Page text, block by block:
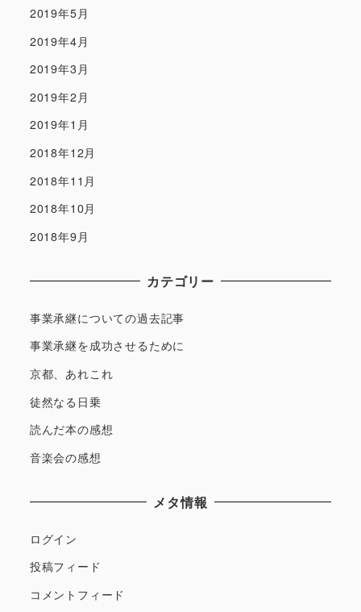
2019年5月
2019年4月
2019年3月
2019年2月
2019年1月
2018年12月
2018年11月
2018年10月
2018年9月
カテゴリー
事業承継についての過去記事
事業承継を成功させるために
京都、あれこれ
徒然なる日乗
読んだ本の感想
音楽会の感想
メタ情報
ログイン
投稿フィード
コメントフィード